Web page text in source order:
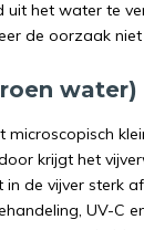
uit het water te
de oorzaak
water)
microscopisch
krijgt het
de vijver sterk
UV-C